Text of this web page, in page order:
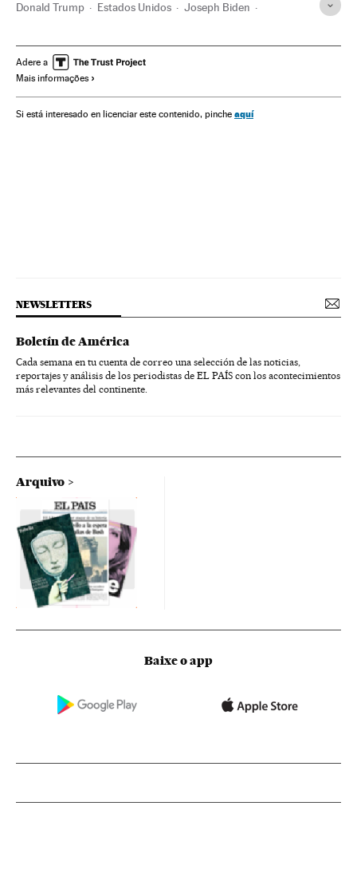
Donald Trump Estados Unidos Joseph Biden
América Eleições EUA 2020
Adere a
Mais informações
Si está interesado en licenciar este contenido, pinche aquí
NEWSLETTERS
Boletín de América
Cada semana en tu cuenta de correo una selección de las noticias,
reportajes y análisis de los periodistas de EL PAÍS con los acontecimientos
más relevantes del continente.
Arquivo
Baixe o app